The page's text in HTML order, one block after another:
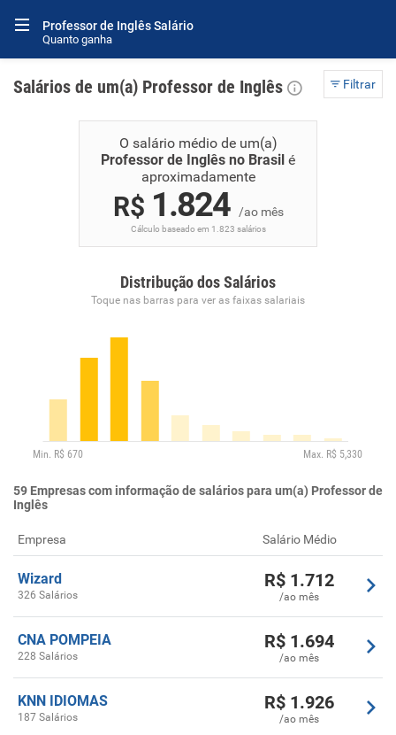
Professor de Inglês Salário
Quanto ganha
Salários de um(a) Professor de Inglês Filtrar
O salário médio de um(a)
Professor de Inglês no Brasil é
aproximadamente
R$ 1.824 /ao mês
Cálculo baseado em 1.823 salários
Distribução dos Salários
Toque nas barras para ver as faixas salariais
59 Empresas com informação de salários para um(a) Professor de
Inglês
Empresa Salário Médio
Wizard
326 Salários
R$ 1.712
/ao mês
CNA POMPEIA
228 Salários
R$ 1.694
/ao mês
KNN IDIOMAS
187 Salários
R$ 1.926
/ao mês